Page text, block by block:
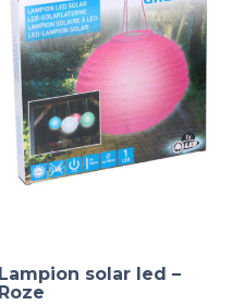
Lampion solar led –
Roze